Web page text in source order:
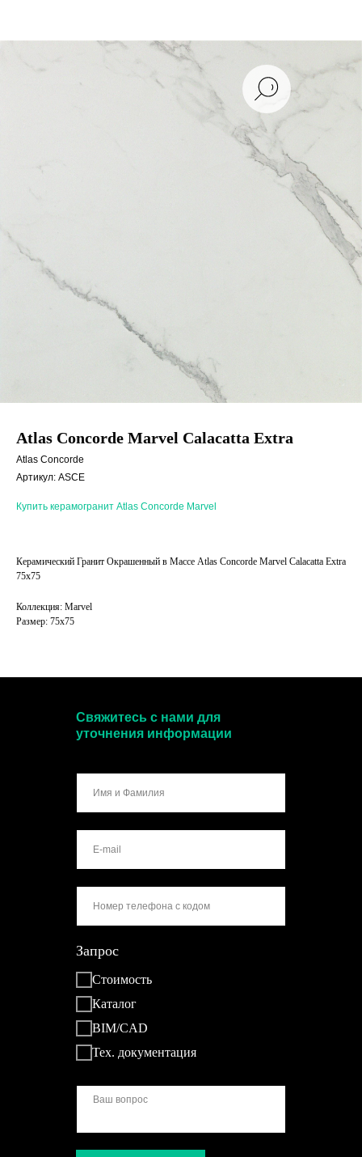
Atlas Concorde Marvel Calacatta Extra
Atlas Concorde
Артикул: ASCE
Купить керамогранит Atlas Concorde Marvel
Керамический Гранит Окрашенный в Массе Atlas Concorde Marvel Calacatta Extra
75x75
Коллекция: Marvel
Размер: 75x75
Запрос
Стоимость
Каталог
BIM/CAD
Тех. документация
Свяжитесь с нами для
уточнения информации